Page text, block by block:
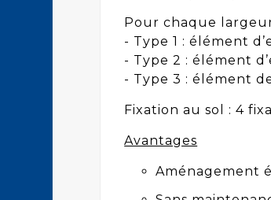
Pour chaque
- Type 1 : élément
- Type 2 : élément
- Type 3 : élément
Fixation au sol : 4
Avantages
Aménagement